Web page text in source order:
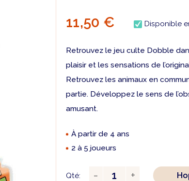
11,50 € Disponible
Retrouvez le jeu culte Dobble
plaisir et les sensations de
Retrouvez les animaux en
partie. Développez le sens de
amusant.
À partir de 4 ans
2 à 5 joueurs
Qté: